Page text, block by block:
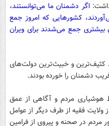
داشت:اگر دشمنان ما می‌توانستند،
کشورهایی که امروز جمع
بیشتری جمع می‌شدند برای ویران
کثیف‌ترین و خبیث‌ترین دولت‌های
دشمنان را خورده بودند.
هوشیاری مردم و آگاهی از عمق
فقیه از طرف دیگر از عوامل
در صحنه و پیروی از فرامین